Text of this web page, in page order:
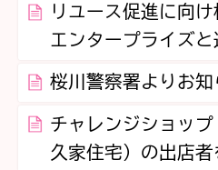
リユース促進に向
エンタープライズ
桜川警察署よりお知
チャレンジショッ
久家住宅）の出店者